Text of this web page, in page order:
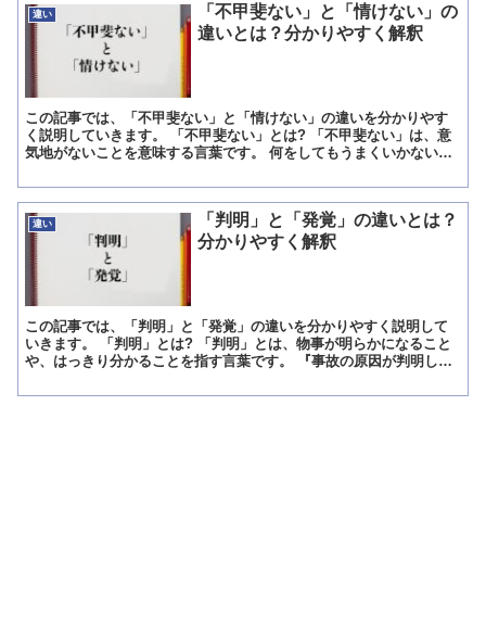
違い
「不甲斐ない」と「情けない」の
違いとは？分かりやすく解釈
この記事では、「不甲斐ない」と「情けない」の違いを分かりやす
く説明していきます。 「不甲斐ない」とは? 「不甲斐ない」は、意
気地がないことを意味する言葉です。 何をしてもうまくいかない、
違い
「判明」と「発覚」の違いとは？
分かりやすく解釈
この記事では、「判明」と「発覚」の違いを分かりやすく説明して
いきます。 「判明」とは? 「判明」とは、物事が明らかになること
や、はっきり分かることを指す言葉です。 『事故の原因が判明し